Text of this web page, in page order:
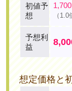
初値予
想
（1.0
予想利
益
想定価格と